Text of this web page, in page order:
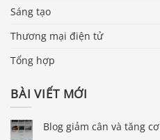
Sáng tạo
Thương mại điện tử
Tổng hợp
BÀI VIẾT MỚI
Blog giảm cân và tăng cơ